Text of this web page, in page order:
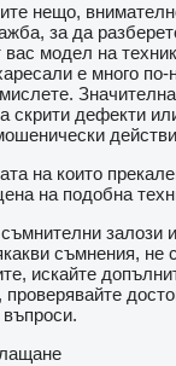
нещо,
за да
вас модел на
е много по-
скрити дефекти
на които
на подобна
залози
съмнения, не
искайте